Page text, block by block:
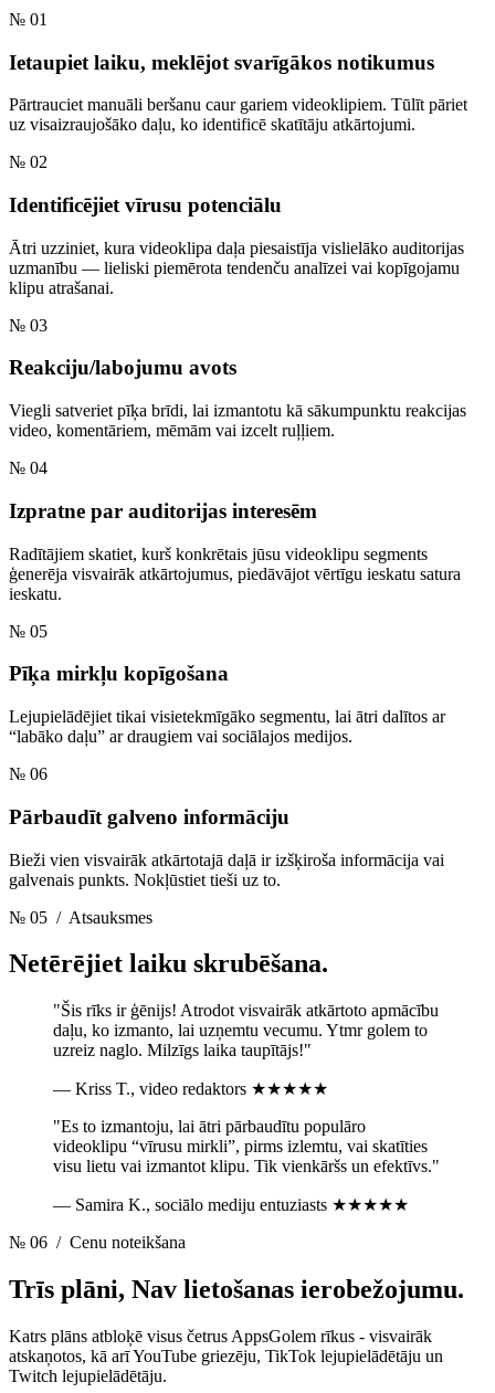
№ 01
Ietaupiet laiku, meklējot svarīgākos notikumus
Pārtrauciet manuāli beršanu caur gariem videoklipiem. Tūlīt pāriet
uz visaizraujošāko daļu, ko identificē skatītāju atkārtojumi.
№ 02
Identificējiet vīrusu potenciālu
Ātri uzziniet, kura videoklipa daļa piesaistīja vislielāko auditorijas
uzmanību — lieliski piemērota tendenču analīzei vai kopīgojamu
klipu atrašanai.
№ 03
Reakciju/labojumu avots
Viegli satveriet pīķa brīdi, lai izmantotu kā sākumpunktu reakcijas
video, komentāriem, mēmām vai izcelt ruļļiem.
№ 04
Izpratne par auditorijas interesēm
Radītājiem skatiet, kurš konkrētais jūsu videoklipu segments
ģenerēja visvairāk atkārtojumus, piedāvājot vērtīgu ieskatu satura
ieskatu.
№ 05
Pīķa mirkļu kopīgošana
Lejupielādējiet tikai visietekmīgāko segmentu, lai ātri dalītos ar
“labāko daļu” ar draugiem vai sociālajos medijos.
№ 06
Pārbaudīt galveno informāciju
Bieži vien visvairāk atkārtotajā daļā ir izšķiroša informācija vai
galvenais punkts. Nokļūstiet tieši uz to.
№ 05 / Atsauksmes
Netērējiet laiku skrubēšana.
"Šis rīks ir ģēnijs! Atrodot visvairāk atkārtoto apmācību
daļu, ko izmanto, lai uzņemtu vecumu. Ytmr golem to
uzreiz naglo. Milzīgs laika taupītājs!"
— Kriss T., video redaktors ★★★★★
"Es to izmantoju, lai ātri pārbaudītu populāro
videoklipu “vīrusu mirkli”, pirms izlemtu, vai skatīties
visu lietu vai izmantot klipu. Tik vienkāršs un efektīvs."
— Samira K., sociālo mediju entuziasts ★★★★★
№ 06 / Cenu noteikšana
Trīs plāni, Nav lietošanas ierobežojumu.
Katrs plāns atbloķē visus četrus AppsGolem rīkus - visvairāk
atskaņotos, kā arī YouTube griezēju, TikTok lejupielādētāju un
Twitch lejupielādētāju.